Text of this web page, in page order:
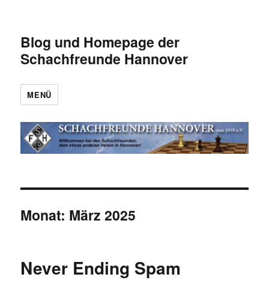
Blog und Homepage der
Schachfreunde Hannover
MENÜ
Monat: März 2025
Never Ending Spam